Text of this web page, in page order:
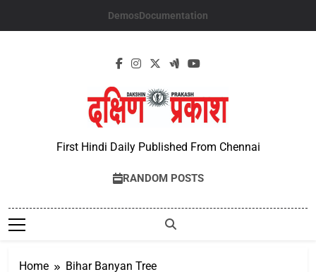
DemosDocumentation
First Hindi Daily Published From Chennai
RANDOM POSTS
Home Bihar Banyan Tree